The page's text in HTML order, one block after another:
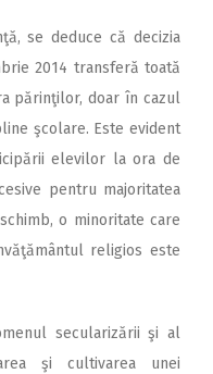
se deduce că decizia
2014 transferă toată
părinţilor, doar în cazul
şcolare. Este evident
elevilor la ora de
pentru majoritatea
o minoritate care
religios este
secularizării şi al
şi cultivarea unei